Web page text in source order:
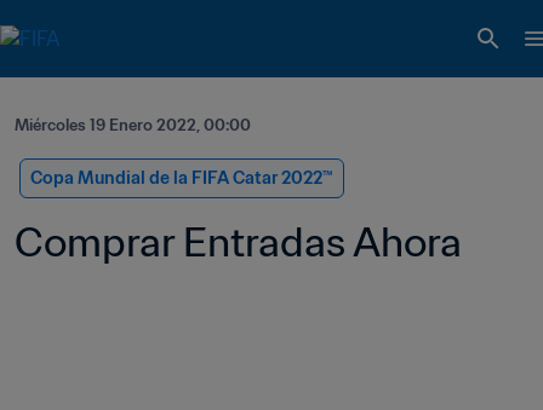
Miércoles 19 Enero 2022, 00:00
Copa Mundial de la FIFA Catar 2022™
Comprar Entradas Ahora